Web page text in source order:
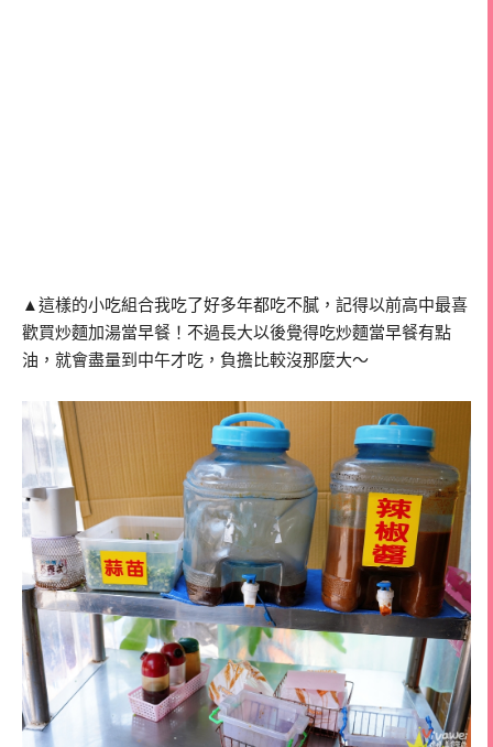
▲這樣的小吃組合我吃了好多年都吃不膩，記得以前高中最喜
歡買炒麵加湯當早餐！不過長大以後覺得吃炒麵當早餐有點
油，就會盡量到中午才吃，負擔比較沒那麼大～